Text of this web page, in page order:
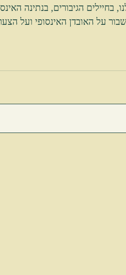
בחיילים הגיבורים, בנתינה
על האובדן האינסופי ועל